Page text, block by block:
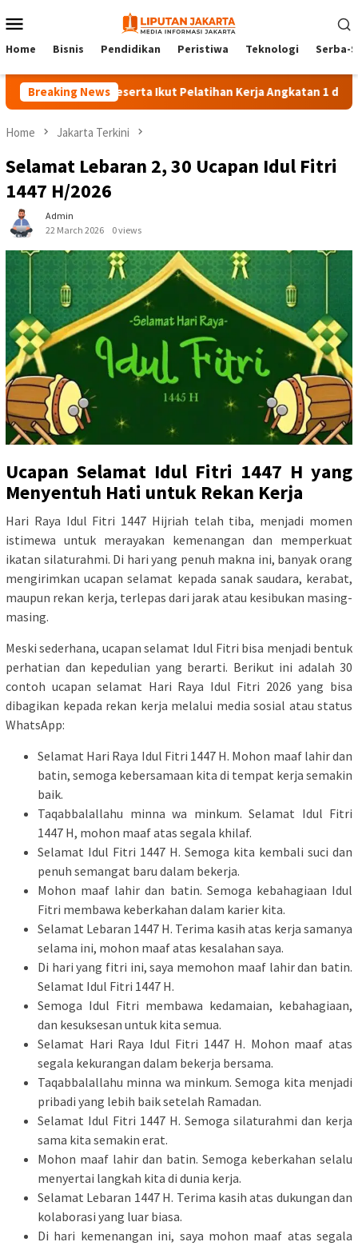
to
Menu
Home Bisnis Pendidikan Peristiwa Teknologi Serba-
Breaking News
140 Peserta Ikut Pelatihan Kerja Angkatan 1 di PPKD
Home Jakarta Terkini
Selamat Lebaran 2, 30 Ucapan Idul Fitri
1447 H/2026
Admin
22 March 2026
0 views
Ucapan Selamat Idul Fitri 1447 H yang
Menyentuh Hati untuk Rekan Kerja
Hari Raya Idul Fitri 1447 Hijriah telah tiba, menjadi momen
istimewa untuk merayakan kemenangan dan memperkuat
ikatan silaturahmi. Di hari yang penuh makna ini, banyak orang
mengirimkan ucapan selamat kepada sanak saudara, kerabat,
maupun rekan kerja, terlepas dari jarak atau kesibukan masing-
masing.
Meski sederhana, ucapan selamat Idul Fitri bisa menjadi bentuk
perhatian dan kepedulian yang berarti. Berikut ini adalah 30
contoh ucapan selamat Hari Raya Idul Fitri 2026 yang bisa
dibagikan kepada rekan kerja melalui media sosial atau status
WhatsApp:
Selamat Hari Raya Idul Fitri 1447 H. Mohon maaf lahir dan
batin, semoga kebersamaan kita di tempat kerja semakin
baik.
Taqabbalallahu minna wa minkum. Selamat Idul Fitri
1447 H, mohon maaf atas segala khilaf.
Selamat Idul Fitri 1447 H. Semoga kita kembali suci dan
penuh semangat baru dalam bekerja.
Mohon maaf lahir dan batin. Semoga kebahagiaan Idul
Fitri membawa keberkahan dalam karier kita.
Selamat Lebaran 1447 H. Terima kasih atas kerja samanya
selama ini, mohon maaf atas kesalahan saya.
Di hari yang fitri ini, saya memohon maaf lahir dan batin.
Selamat Idul Fitri 1447 H.
Semoga Idul Fitri membawa kedamaian, kebahagiaan,
dan kesuksesan untuk kita semua.
Selamat Hari Raya Idul Fitri 1447 H. Mohon maaf atas
segala kekurangan dalam bekerja bersama.
Taqabbalallahu minna wa minkum. Semoga kita menjadi
pribadi yang lebih baik setelah Ramadan.
Selamat Idul Fitri 1447 H. Semoga silaturahmi dan kerja
sama kita semakin erat.
Mohon maaf lahir dan batin. Semoga keberkahan selalu
menyertai langkah kita di dunia kerja.
Selamat Lebaran 1447 H. Terima kasih atas dukungan dan
kolaborasi yang luar biasa.
Di hari kemenangan ini, saya mohon maaf atas segala